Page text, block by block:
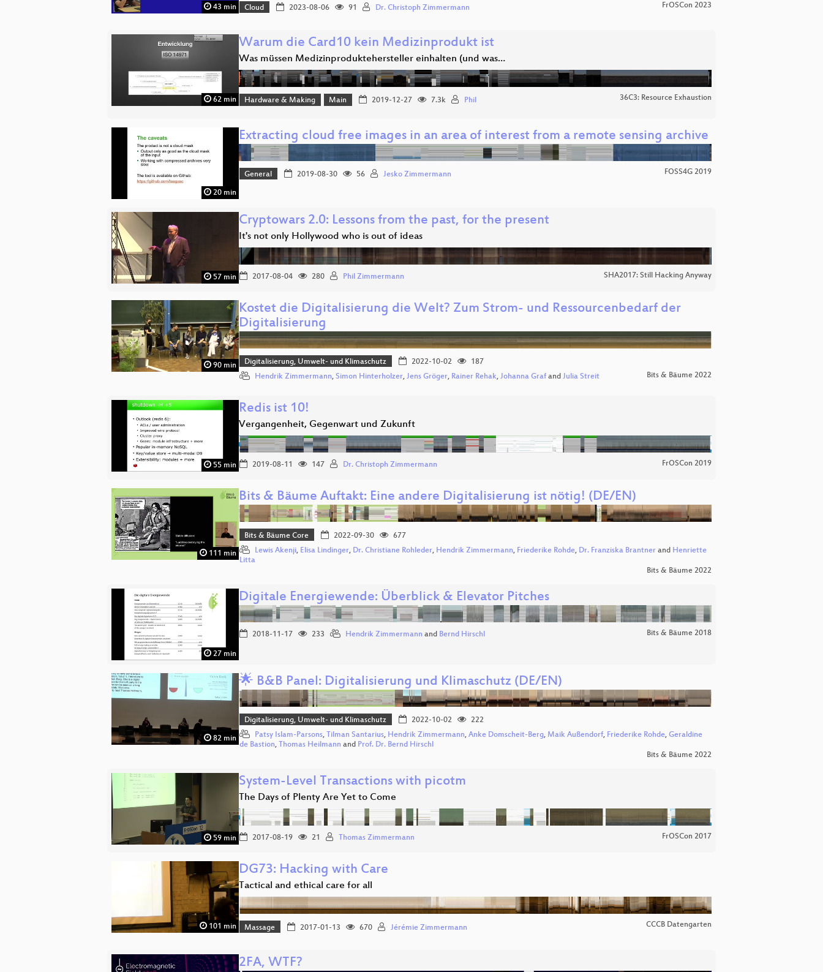
43 min Cloud 2023-08-06 91 Dr. Christoph Zimmermann FrOSCon 2023
62 min
Warum die Card10 kein Medizinprodukt ist
Was müssen Medizinproduktehersteller einhalten (und was…
Hardware & Making Main 2019-12-27 7.3k Phil 36C3: Resource Exhaustion
20 min
Extracting cloud free images in an area of interest from a remote sensing archive
General 2019-08-30 56 Jesko Zimmermann FOSS4G 2019
57 min
Cryptowars 2.0: Lessons from the past, for the present
It's not only Hollywood who is out of ideas
2017-08-04 280 Phil Zimmermann SHA2017: Still Hacking Anyway
90 min
Kostet die Digitalisierung die Welt? Zum Strom- und Ressourcenbedarf der
Digitalisierung
Digitalisierung, Umwelt- und Klimaschutz 2022-10-02
187
Hendrik Zimmermann, Simon Hinterholzer, Jens Gröger, Rainer Rehak, Johanna Graf and Julia Streit Bits & Bäume 2022
55 min
Redis ist 10!
Vergangenheit, Gegenwart und Zukunft
2019-08-11 147 Dr. Christoph Zimmermann FrOSCon 2019
111 min
Bits & Bäume Auftakt: Eine andere Digitalisierung ist nötig! (DE/EN)
Bits & Bäume Core 2022-09-30
677
Lewis Akenji, Elisa Lindinger, Dr. Christiane Rohleder, Hendrik Zimmermann, Friederike Rohde, Dr. Franziska Brantner and Henriette
Litta
Bits & Bäume 2022
27 min
Digitale Energiewende: Überblick & Elevator Pitches
2018-11-17 233 Hendrik Zimmermann and Bernd Hirschl Bits & Bäume 2018
82 min
🌟 B&B Panel: Digitalisierung und Klimaschutz (DE/EN)
Digitalisierung, Umwelt- und Klimaschutz 2022-10-02
222
Patsy Islam-Parsons, Tilman Santarius, Hendrik Zimmermann, Anke Domscheit-Berg, Maik Außendorf, Friederike Rohde, Geraldine
de Bastion, Thomas Heilmann and Prof. Dr. Bernd Hirschl
Bits & Bäume 2022
59 min
System-Level Transactions with picotm
The Days of Plenty Are Yet to Come
2017-08-19 21 Thomas Zimmermann FrOSCon 2017
101 min
DG73: Hacking with Care
Tactical and ethical care for all
Massage 2017-01-13 670 Jérémie Zimmermann CCCB Datengarten
2FA, WTF?